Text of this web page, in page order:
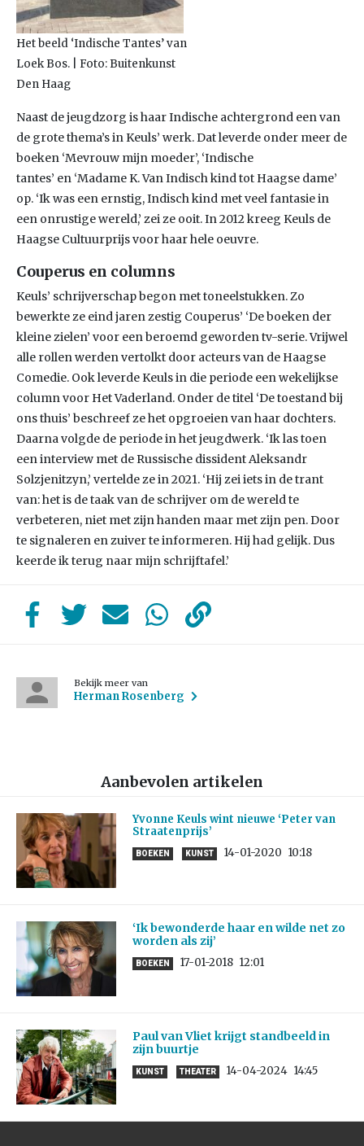
Het beeld ‘Indische Tantes’ van
Loek Bos. | Foto: Buitenkunst
Den Haag
Naast de jeugdzorg is haar Indische achtergrond een van
de grote thema’s in Keuls’ werk. Dat leverde onder meer de
boeken ‘Mevrouw mijn moeder’, ‘Indische
tantes’ en ‘Madame K. Van Indisch kind tot Haagse dame’
op. ‘Ik was een ernstig, Indisch kind met veel fantasie in
een onrustige wereld,’ zei ze ooit. In 2012 kreeg Keuls de
Haagse Cultuurprijs voor haar hele oeuvre.
Couperus en columns
Keuls’ schrijverschap begon met toneelstukken. Zo
bewerkte ze eind jaren zestig Couperus’ ‘De boeken der
kleine zielen’ voor een beroemd geworden tv-serie. Vrijwel
alle rollen werden vertolkt door acteurs van de Haagse
Comedie. Ook leverde Keuls in die periode een wekelijkse
column voor Het Vaderland. Onder de titel ‘De toestand bij
ons thuis’ beschreef ze het opgroeien van haar dochters.
Daarna volgde de periode in het jeugdwerk. ‘Ik las toen
een interview met de Russische dissident Aleksandr
Solzjenitzyn,’ vertelde ze in 2021. ‘Hij zei iets in de trant
van: het is de taak van de schrijver om de wereld te
verbeteren, niet met zijn handen maar met zijn pen. Door
te signaleren en zuiver te informeren. Hij had gelijk. Dus
keerde ik terug naar mijn schrijftafel.’
Bekijk meer van
Herman Rosenberg
Aanbevolen artikelen
Yvonne Keuls wint nieuwe ‘Peter van
Straatenprijs’
BOEKEN KUNST 14-01-2020 10:18
‘Ik bewonderde haar en wilde net zo
worden als zij’
BOEKEN 17-01-2018 12:01
Paul van Vliet krijgt standbeeld in
zijn buurtje
KUNST THEATER 14-04-2024 14:45